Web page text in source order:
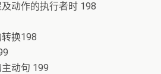
动作的执行者时 198
换198
动句 199